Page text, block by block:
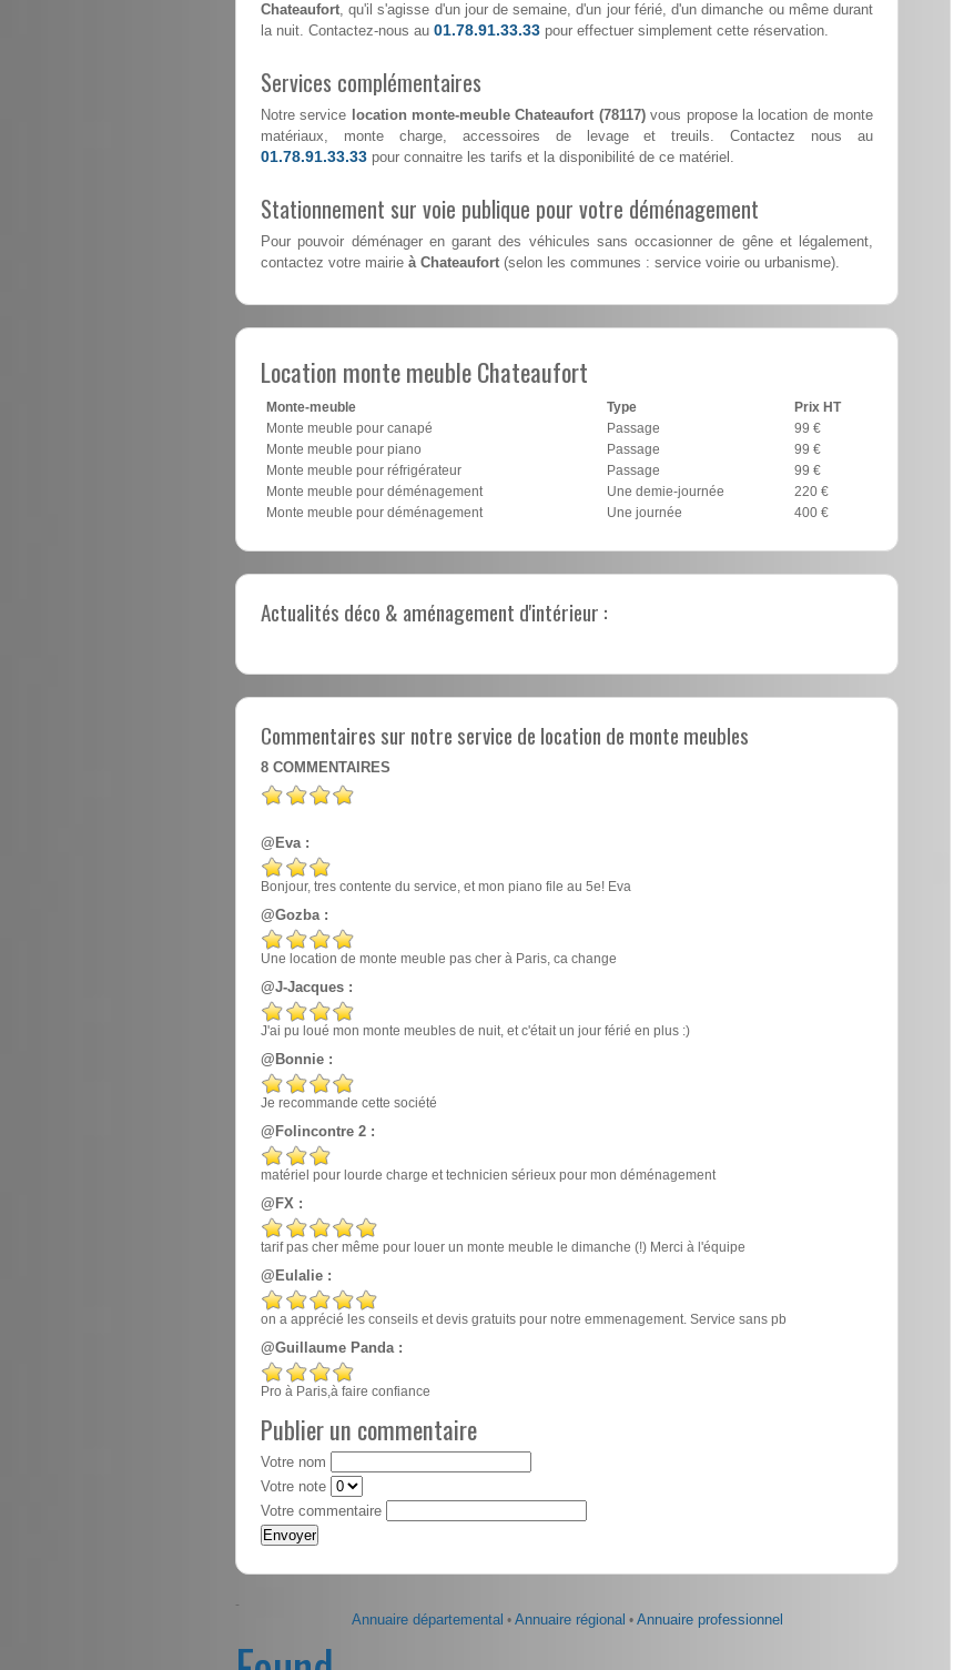
Chateaufort, qu'il s'agisse d'un jour de semaine, d'un jour férié, d'un dimanche ou même durant
la nuit. Contactez-nous au 01.78.91.33.33 pour effectuer simplement cette réservation.
Services complémentaires
Notre service location monte-meuble Chateaufort (78117)vous propose la location de monte
matériaux, monte charge, accessoires de levage et treuils. Contactez nous au
01.78.91.33.33 pour connaitre les tarifs et la disponibilité de ce matériel.
Stationnement sur voie publique pour votre déménagement
Pour pouvoir déménager en garant des véhicules sans occasionner de gêne et légalement,
contactez votre mairie à Chateaufort (selon les communes : service voirie ou urbanisme).
Location monte meuble Chateaufort
Monte-meuble Type
Prix HT
Monte meuble pour canapé
Passage
99 €
Monte meuble pour piano
Passage
99 €
Monte meuble pour réfrigérateur
Passage
99 €
Monte meuble pour déménagement
Une demie-journée
220 €
Monte meuble pour déménagement
Une journée 400 €
Actualités déco & aménagement d'intérieur :
Commentaires sur notre service de location de monte meubles
8 COMMENTAIRES
@Eva :
Bonjour, tres contente du service, et mon piano file au 5e! Eva
@Gozba :
Une location de monte meuble pas cher à Paris, ca change
@J-Jacques :
J'ai pu loué mon monte meubles de nuit, et c'était un jour férié en plus :)
@Bonnie :
Je recommande cette société
@Folincontre 2 :
matériel pour lourde charge et technicien sérieux pour mon déménagement
@FX :
tarif pas cher même pour louer un monte meuble le dimanche (!) Merci à l'équipe
@Eulalie :
on a apprécié les conseils et devis gratuits pour notre emmenagement. Service sans pb
@Guillaume Panda :
Pro à Paris,à faire confiance
Publier un commentaire
Votre nom
Votre note
Votre commentaire
-
Annuaire départemental • Annuaire régional • Annuaire professionnel